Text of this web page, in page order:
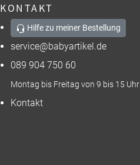
KONTAKT
Hilfe zu meiner Bestellung
service@babyartikel.de
089 904 750 60
Montag bis Freitag von 9 bis 15 Uhr
Kontakt